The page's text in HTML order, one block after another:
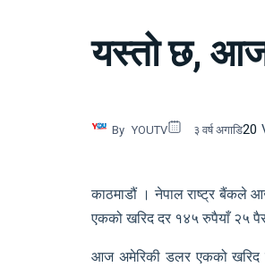
यस्तो छ,
By YOUTV ३ वर्ष अगाडि20
काठमाडौं । नेपाल राष्ट्र बैंकले
एकको खरिद दर १४५ रुपैयाँ २५
आज अमेरिकी डलर एकको खरिद